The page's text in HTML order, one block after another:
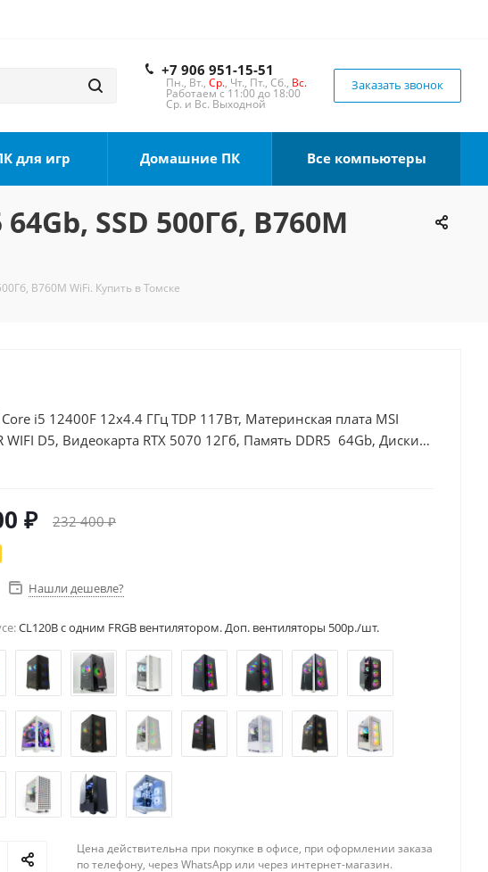
+7 906 951-15-51
Пн., Вт., Ср., Чт., Пт., Сб., Вс.
Работаем с 11:00 до 18:00
Ср. и Вс. Выходной
Заказать звонок
для игр Домашние ПК Все компьютеры
SSD 500Гб, B760M
B760M WiFi. Купить в Томске
i5 12400F 12x4.4 ГГц TDP 117Вт, Материнская плата MSI
WIFI D5, Видеокарта RTX 5070 12Гб, Память DDR5 64Gb, Диски
₽ 232 400 ₽
Нашли дешевле?
CL120B c одним FRGB вентилятором. Доп. вентиляторы 500р./шт.
Цена действительна при покупке в офисе, при оформлении заказа
по телефону, через WhatsApp или через интернет-магазин.